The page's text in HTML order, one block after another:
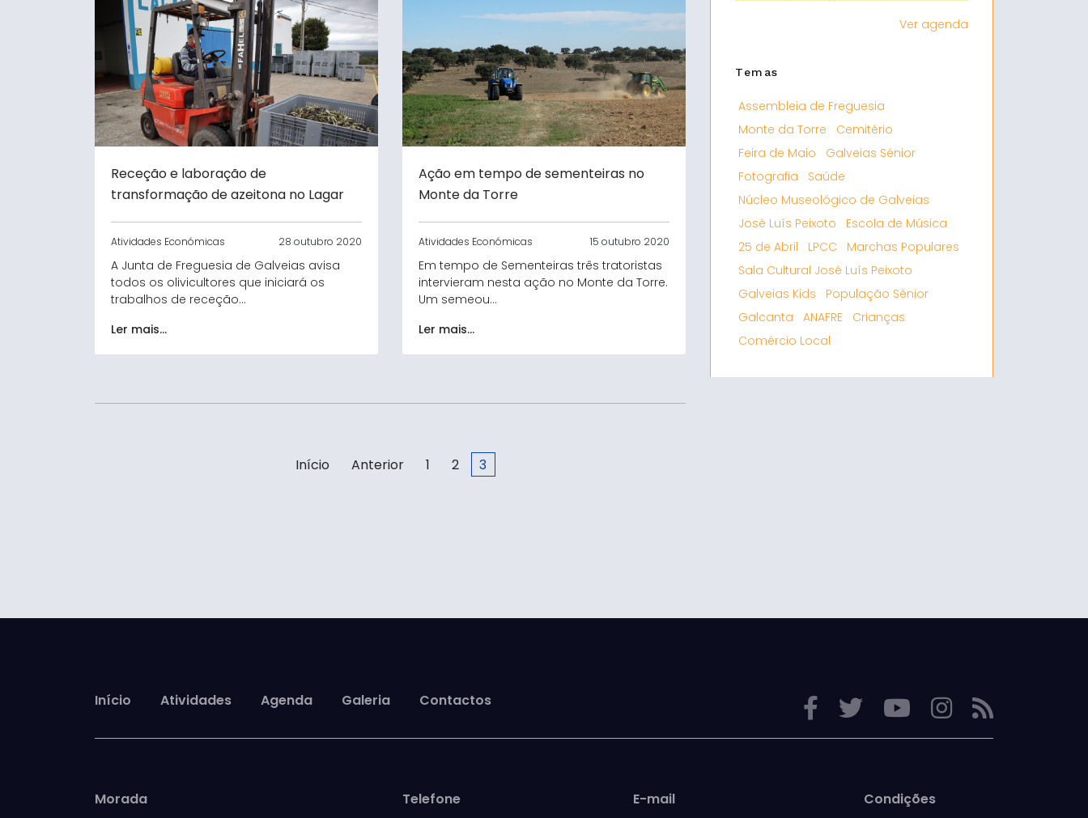
Receção e laboração de
transformação de azeitona no Lagar
Atividades Económicas 28 outubro 2020
A Junta de Freguesia de Galveias avisa
todos os olivicultores que iniciará os
trabalhos de receção...
Ler mais...
Ação em tempo de sementeiras no
Monte da Torre
Atividades Económicas 15 outubro 2020
Em tempo de Sementeiras três tratoristas
intervieram nesta ação no Monte da Torre.
Um semeou...
Ler mais...
Início Anterior 1 2 3
Ver agenda
Temas
Assembleia de Freguesia
Monte da Torre
Cemitério
Feira de Maio
Galveias Sénior
Fotografia
Saúde
Núcleo Museológico de Galveias
José Luís Peixoto
Escola de Música
25 de Abril
LPCC
Marchas Populares
Sala Cultural José Luís Peixoto
Galveias Kids
População Sénior
Galcanta
ANAFRE
Crianças
Comércio Local
Início Atividades Agenda Galeria Contactos
Morada Telefone E-mail Condições